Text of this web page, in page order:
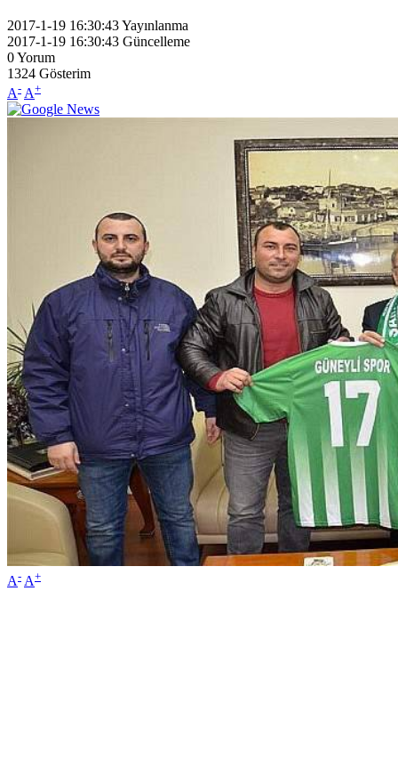
2017-1-19 16:30:43Yayınlanma
2017-1-19 16:30:43 Güncelleme
0Yorum
1324 Gösterim
A- A+
A- A+